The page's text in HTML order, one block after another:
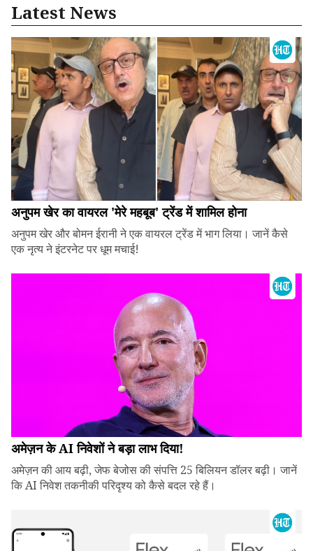
Latest News
अनुपम खेर का वायरल 'मेरे महबूब' ट्रेंड में शामिल होना
अनुपम खेर और बोमन ईरानी ने एक वायरल ट्रेंड में भाग लिया। जानें कैसे
एक नृत्य ने इंटरनेट पर धूम मचाई!
अमेज़न के AI निवेशों ने बड़ा लाभ दिया!
अमेज़न की आय बढ़ी, जेफ बेजोस की संपत्ति 25 बिलियन डॉलर बढ़ी। जानें
कि AI निवेश तकनीकी परिदृश्य को कैसे बदल रहे हैं।